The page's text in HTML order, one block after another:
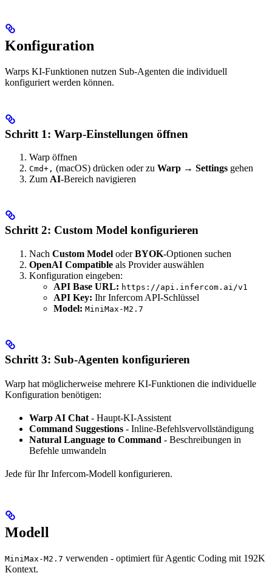
Konfiguration
Warps KI-Funktionen nutzen Sub-Agenten die individuell
konfiguriert werden können.
Schritt 1: Warp-Einstellungen öffnen
Warp öffnen
Cmd+, (macOS) drücken oder zu Warp → Settings gehen
Zum AI-Bereich navigieren
Schritt 2: Custom Model konfigurieren
Nach Custom Model oderBYOK-Optionen suchen
OpenAI Compatible als Provider auswählen
Konfiguration eingeben:
API Base URL: https://api.infercom.ai/v1
API Key: Ihr Infercom API-Schlüssel
Model: MiniMax-M2.7
Schritt 3: Sub-Agenten konfigurieren
Warp hat möglicherweise mehrere KI-Funktionen die individuelle
Konfiguration benötigen:
Warp AI Chat - Haupt-KI-Assistent
Command Suggestions - Inline-Befehlsvervollständigung
Natural Language to Command - Beschreibungen in
Befehle umwandeln
Jede für Ihr Infercom-Modell konfigurieren.
Modell
MiniMax-M2.7 verwenden - optimiert für Agentic Coding mit 192K
Kontext.